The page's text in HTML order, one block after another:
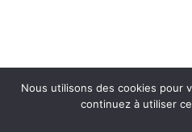
Nous utilisons des cookies pour
continuez à utiliser